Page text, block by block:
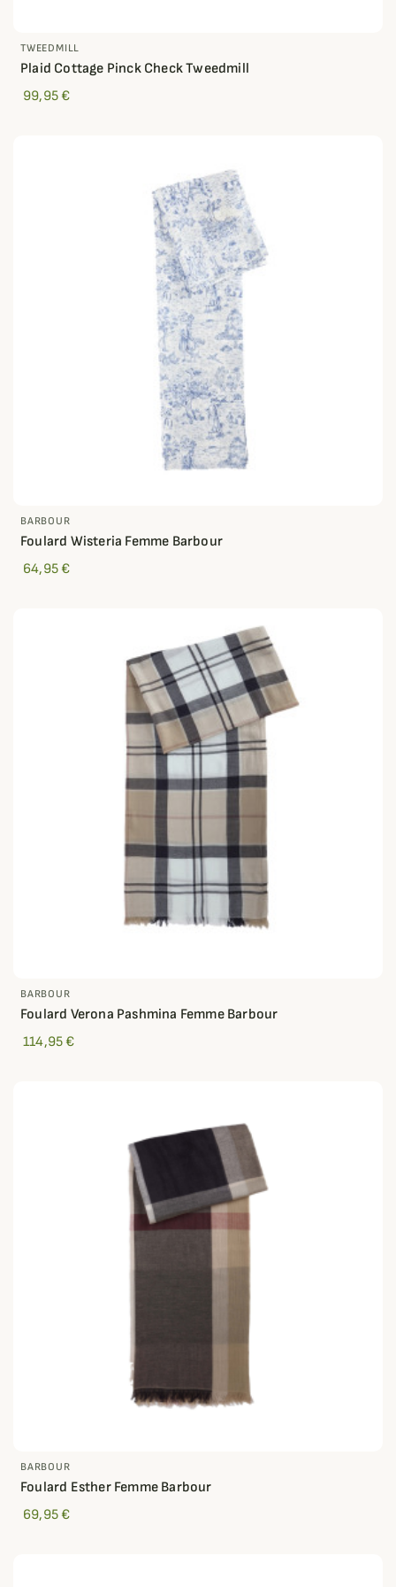
TWEEDMILL
Plaid Cottage Pinck Check Tweedmill
99,95 €
BARBOUR
Foulard Wisteria Femme Barbour
64,95 €
BARBOUR
Foulard Verona Pashmina Femme Barbour
114,95 €
BARBOUR
Foulard Esther Femme Barbour
69,95 €